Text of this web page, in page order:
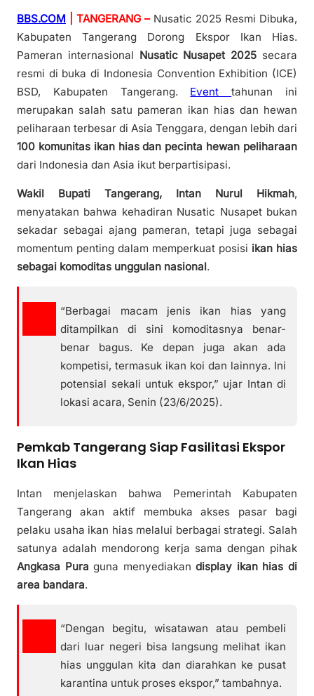
BBS.COM | TANGERANG –Nusatic 2025 Resmi Dibuka,
Kabupaten Tangerang Dorong Ekspor Ikan Hias.
Pameran internasional Nusatic Nusapet 2025 secara
resmi di buka di Indonesia Convention Exhibition (ICE)
BSD, Kabupaten Tangerang. Eventtahunan ini
merupakan salah satu pameran ikan hias dan hewan
peliharaan terbesar di Asia Tenggara, dengan lebih dari
100 komunitas ikan hias dan pecinta hewan peliharaan
dari Indonesia dan Asia ikut berpartisipasi.
Wakil Bupati Tangerang, Intan Nurul Hikmah,
menyatakan bahwa kehadiran Nusatic Nusapet bukan
sekadar sebagai ajang pameran, tetapi juga sebagai
momentum penting dalam memperkuat posisi ikan hias
sebagai komoditas unggulan nasional.
“Berbagai macam jenis ikan hias yang
ditampilkan di sini komoditasnya benar-
benar bagus. Ke depan juga akan ada
kompetisi, termasuk ikan koi dan lainnya. Ini
potensial sekali untuk ekspor,” ujar Intan di
lokasi acara, Senin (23/6/2025).
Pemkab Tangerang Siap Fasilitasi Ekspor
Ikan Hias
Intan menjelaskan bahwa Pemerintah Kabupaten
Tangerang akan aktif membuka akses pasar bagi
pelaku usaha ikan hias melalui berbagai strategi. Salah
satunya adalah mendorong kerja sama dengan pihak
Angkasa Pura guna menyediakandisplay ikan hias di
area bandara.
“Dengan begitu, wisatawan atau pembeli
dari luar negeri bisa langsung melihat ikan
hias unggulan kita dan diarahkan ke pusat
karantina untuk proses ekspor,” tambahnya.